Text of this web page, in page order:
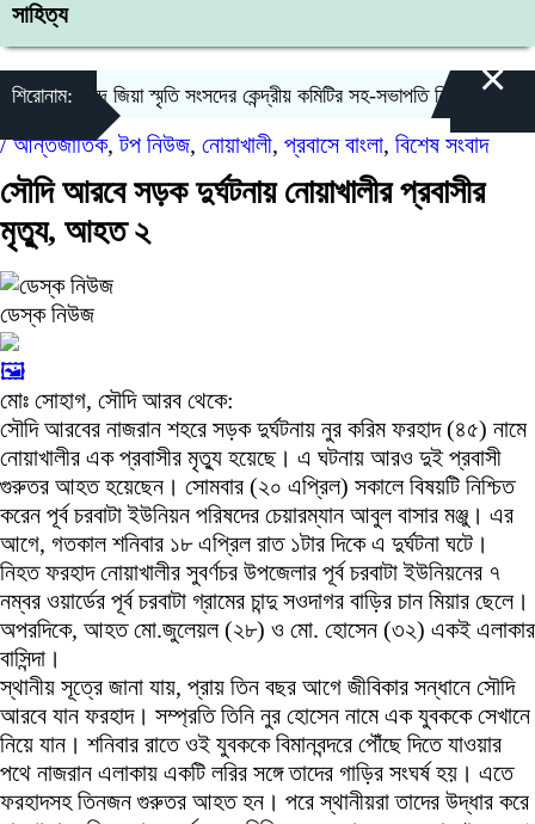
সাহিত্য
শিরোনাম:শহীদ জিয়া স্মৃতি সংসদের কেন্দ্রীয় কমিটির সহ-সভাপতি নির্বাচিত ×
/ আন্তর্জাতিক,টপ নিউজ, নোয়াখালী, প্রবাসে বাংলা, বিশেষ সংবাদ
সৌদি আরবে সড়ক দুর্ঘটনায় নোয়াখালীর প্রবাসীর
মৃত্যু, আহত ২
ডেস্ক নিউজ
🖼️
মোঃ সোহাগ, সৌদি আরব থেকে:
সৌদি আরবের নাজরান শহরে সড়ক দুর্ঘটনায় নুর করিম ফরহাদ (৪৫) নামে
নোয়াখালীর এক প্রবাসীর মৃত্যু হয়েছে। এ ঘটনায় আরও দুই প্রবাসী
গুরুতর আহত হয়েছেন। সোমবার (২০ এপ্রিল) সকালে বিষয়টি নিশ্চিত
করেন পূর্ব চরবাটা ইউনিয়ন পরিষদের চেয়ারম্যান আবুল বাসার মঞ্জু। এর
আগে, গতকাল শনিবার ১৮ এপ্রিল রাত ১টার দিকে এ দুর্ঘটনা ঘটে।
নিহত ফরহাদ নোয়াখালীর সুবর্ণচর উপজেলার পূর্ব চরবাটা ইউনিয়নের ৭
নম্বর ওয়ার্ডের পূর্ব চরবাটা গ্রামের চান্দু সওদাগর বাড়ির চান মিয়ার ছেলে।
অপরদিকে, আহত মো.জুলেয়ল (২৮) ও মো. হোসেন (৩২) একই এলাকার
বাসিন্দা।
স্থানীয় সূত্রে জানা যায়, প্রায় তিন বছর আগে জীবিকার সন্ধানে সৌদি
আরবে যান ফরহাদ। সম্প্রতি তিনি নুর হোসেন নামে এক যুবককে সেখানে
নিয়ে যান। শনিবার রাতে ওই যুবককে বিমানবন্দরে পৌঁছে দিতে যাওয়ার
পথে নাজরান এলাকায় একটি লরির সঙ্গে তাদের গাড়ির সংঘর্ষ হয়। এতে
ফরহাদসহ তিনজন গুরুতর আহত হন। পরে স্থানীয়রা তাদের উদ্ধার করে